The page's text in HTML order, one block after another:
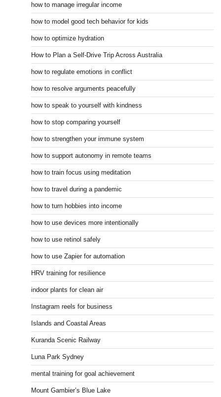
how to manage irregular income
how to model good tech behavior for kids
how to optimize hydration
How to Plan a Self-Drive Trip Across Australia
how to regulate emotions in conflict
how to resolve arguments peacefully
how to speak to yourself with kindness
how to stop comparing yourself
how to strengthen your immune system
how to support autonomy in remote teams
how to train focus using meditation
how to travel during a pandemic
how to turn hobbies into income
how to use devices more intentionally
how to use retinol safely
how to use Zapier for automation
HRV training for resilience
indoor plants for clean air
Instagram reels for business
Islands and Coastal Areas
Kuranda Scenic Railway
Luna Park Sydney
mental training for goal achievement
Mount Gambier’s Blue Lake